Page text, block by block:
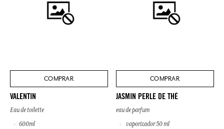
COMPRAR
VALENTIN
Eau de toilette
600ml
COMPRAR
JASMIN PERLE DE THÉ
eau de parfum
vaporizador 50 ml